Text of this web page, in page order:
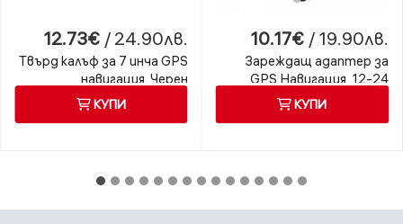
12.73€ / 24.90лв.
Твърд калъф за 7 инча GPS
навигация, Черен
КУПИ
10.17€ / 19.90лв.
Зареждащ адаптер за
GPS Навигация, 12-24
КУПИ